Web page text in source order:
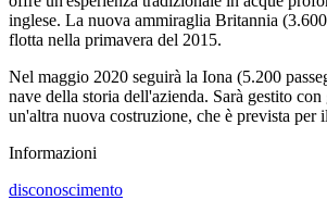
inglese. La nuova ammiraglia Britannia
flotta nella primavera del 2015.
Nel maggio 2020 seguirà la Iona (5.200
nave della storia dell'azienda. Sarà gestito
un'altra nuova costruzione, che è prevista per
Informazioni
disconoscimento